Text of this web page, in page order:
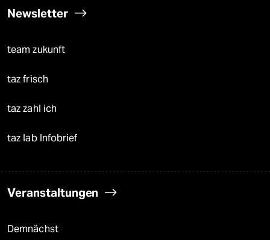
Newsletter
team zukunft
taz frisch
taz zahl ich
taz lab Infobrief
Veranstaltungen
Demnächst